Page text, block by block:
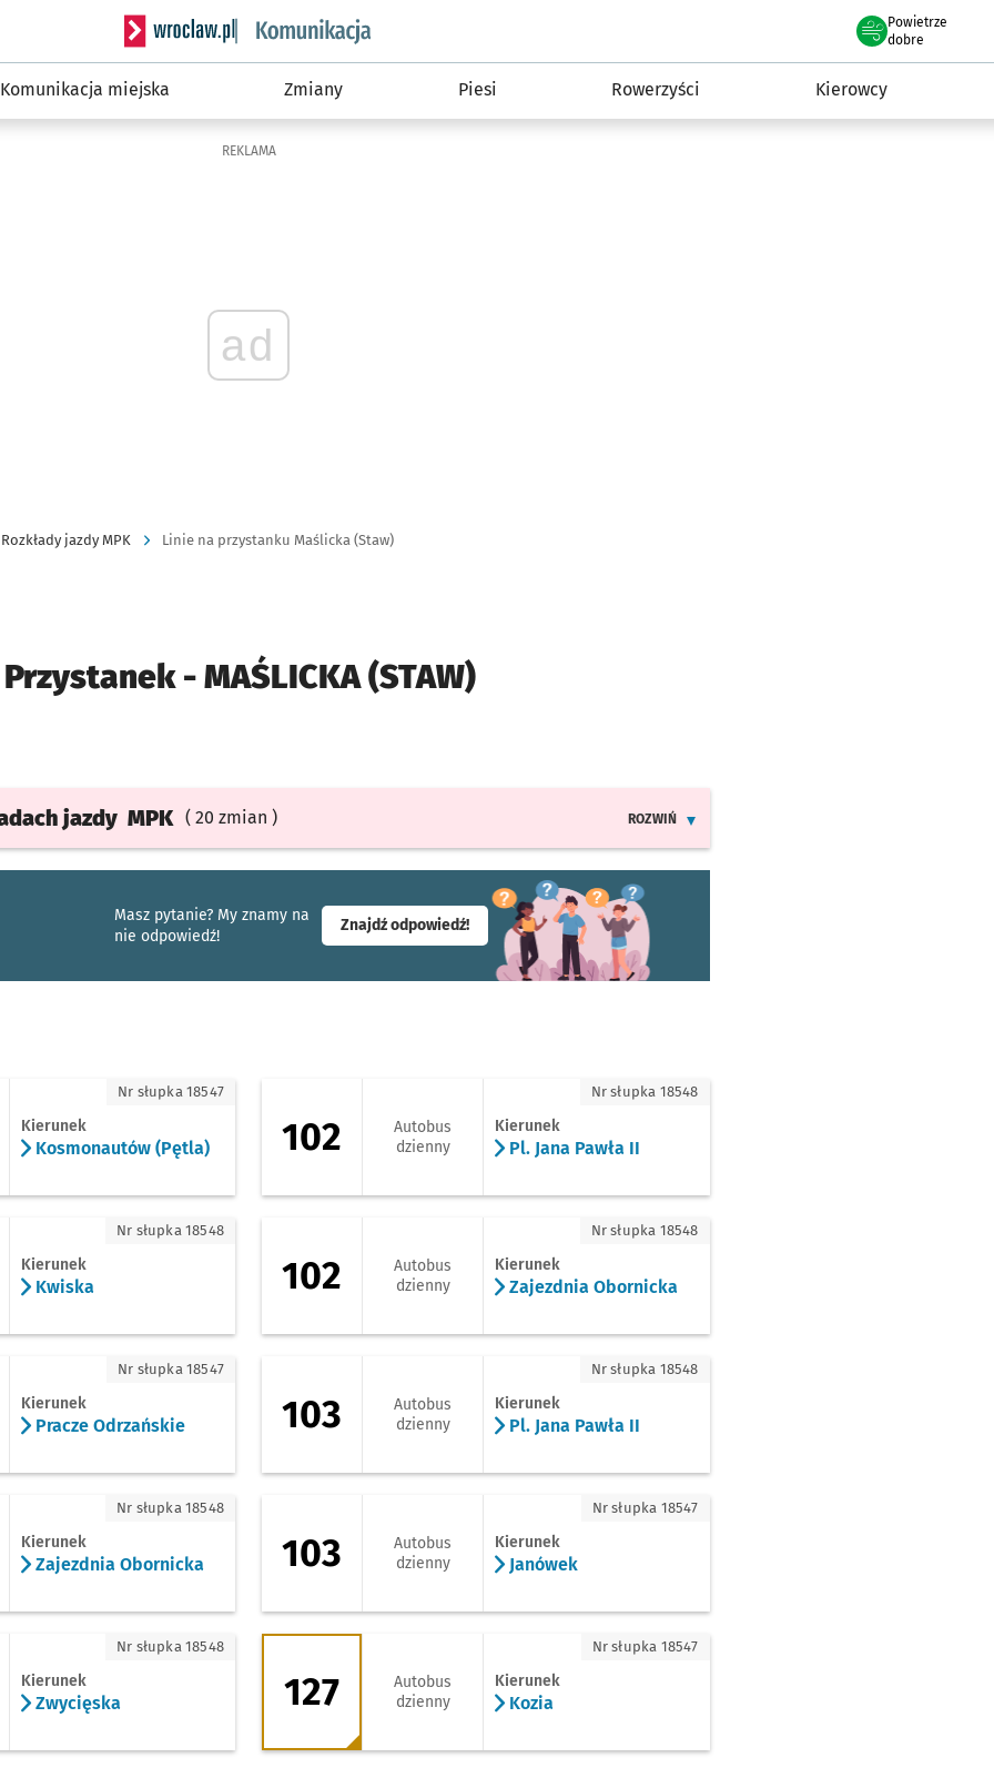
Serwis informacyjny wroclaw.pl podserwis: Komunikacja
Powietrze
we Wrocławiu
dobre
Komunikacja miejska Zmiany Piesi Rowerzyści Kierowcy
REKLAMA
ad
Rozkłady jazdy MPK Linie na przystanku Maślicka (Staw)
Przystanek -MAŚLICKA (STAW)
jazdy MPK ( 20 zmian )
ROZWIŃ
Masz pytanie? My znamy na
nie odpowiedź!
Znajdź odpowiedź!- otworzy się w nowej karcie
(Pętla)
Kierunek
Kosmonautów (Pętla)
Nr słupka 18547 102 - kierunek Pl. Jana Pawła II
102
Autobus
dzienny
Kierunek
Pl. Jana Pawła II
Nr słupka 18548
Kierunek
Kwiska
Nr słupka 18548 102 - kierunek Zajezdnia Obornicka
102
Autobus
dzienny
Kierunek
Zajezdnia Obornicka
Nr słupka 18548
Odrzańskie
Kierunek
Pracze Odrzańskie
Nr słupka 18547 103 - kierunek Pl. Jana Pawła II
103
Autobus
dzienny
Kierunek
Pl. Jana Pawła II
Nr słupka 18548
Obornicka
Kierunek
Zajezdnia Obornicka
Nr słupka 18548
103
Autobus
dzienny
Kierunek
Janówek
Nr słupka 18547
Kierunek
Zwycięska
Nr słupka 18548 127 - kierunek Kozia
127
Autobus
dzienny
Kierunek
Kozia
Nr słupka 18547